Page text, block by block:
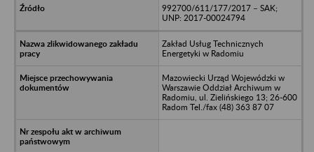
992700/611/177/2017 – SAK;
UNP: 2017-00024794
Zakład Usług Technicznych
Energetyki w Radomiu
Mazowiecki Urząd Wojewódzki w
Warszawie Oddział Archiwum w
Radomiu, ul. Zielińskiego 13; 26-600
Radom Tel./fax (48) 363 87 07